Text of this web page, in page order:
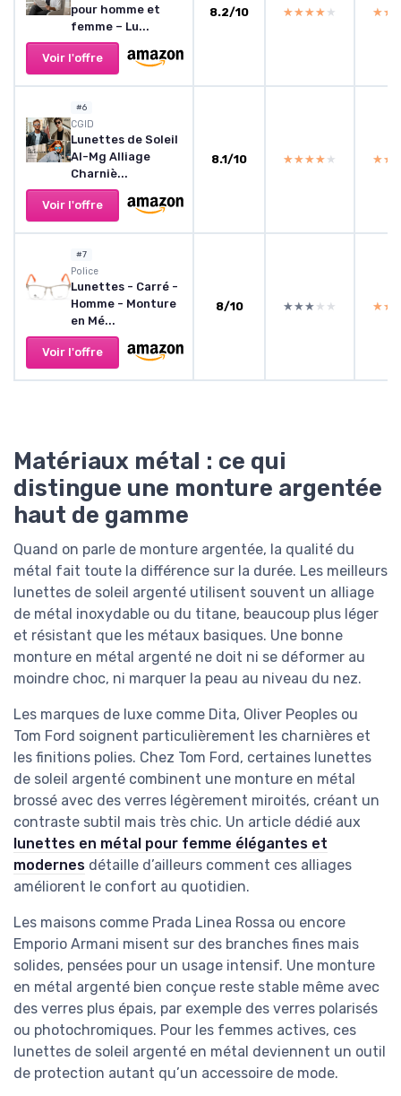
pour homme et
femme – Lu...
Voir l'offre
8.2/10 ★★★★★
★★★★★
#6
CGID
Lunettes de Soleil
Al-Mg Alliage
Charniè...
Voir l'offre
8.1/10 ★★★★★
★★★★★
#7
Police
Lunettes - Carré -
Homme - Monture
en Mé...
Voir l'offre
8/10 ★★★★★
★★★★★
Matériaux métal : ce qui
distingue une monture argentée
haut de gamme
Quand on parle de monture argentée, la qualité du
métal fait toute la différence sur la durée. Les meilleurs
lunettes de soleil argenté utilisent souvent un alliage
de métal inoxydable ou du titane, beaucoup plus léger
et résistant que les métaux basiques. Une bonne
monture en métal argenté ne doit ni se déformer au
moindre choc, ni marquer la peau au niveau du nez.
Les marques de luxe comme Dita, Oliver Peoples ou
Tom Ford soignent particulièrement les charnières et
les finitions polies. Chez Tom Ford, certaines lunettes
de soleil argenté combinent une monture en métal
brossé avec des verres légèrement miroités, créant un
contraste subtil mais très chic. Un article dédié aux
lunettes en métal pour femme élégantes et
modernes détaille d’ailleurs comment ces alliages
améliorent le confort au quotidien.
Les maisons comme Prada Linea Rossa ou encore
Emporio Armani misent sur des branches fines mais
solides, pensées pour un usage intensif. Une monture
en métal argenté bien conçue reste stable même avec
des verres plus épais, par exemple des verres polarisés
ou photochromiques. Pour les femmes actives, ces
lunettes de soleil argenté en métal deviennent un outil
de protection autant qu’un accessoire de mode.